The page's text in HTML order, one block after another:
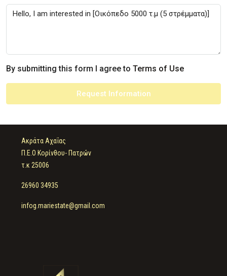
By submitting this form I agree to Terms of Use
Request Information
Ακράτα Αχαΐας
Π.Ε.Ο Κορίνθου- Πατρών
τ.κ 25006
26960 34935
infog.mariestate@gmail.com